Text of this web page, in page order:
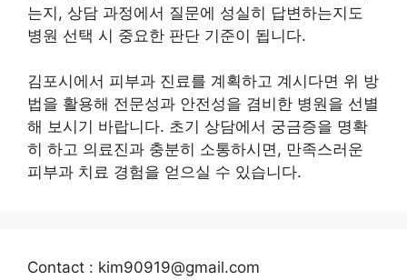
는지, 상담 과정에서 질문에 성실히 답변하는지도
병원 선택 시 중요한 판단 기준이 됩니다.
김포시에서 피부과 진료를 계획하고 계시다면 위 방
법을 활용해 전문성과 안전성을 겸비한 병원을 선별
해 보시기 바랍니다. 초기 상담에서 궁금증을 명확
히 하고 의료진과 충분히 소통하시면, 만족스러운
피부과 치료 경험을 얻으실 수 있습니다.
Contact : kim90919@gmail.com